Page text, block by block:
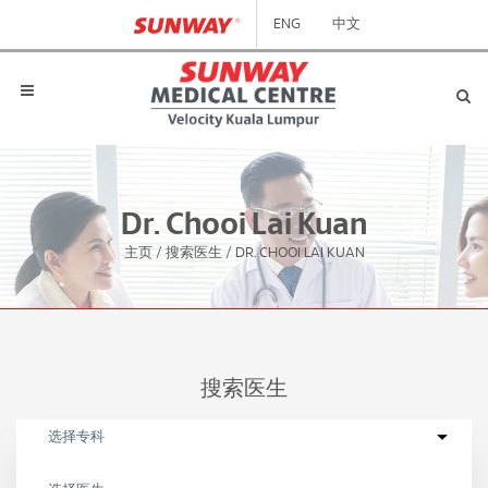
ENG 中文
Dr. Chooi Lai Kuan
主页 / 搜索医生 / DR. CHOOI LAI KUAN
搜索医生